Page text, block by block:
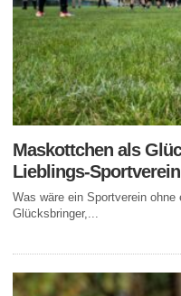
Maskottchen als
Lieblings-Sportverein
Was wäre ein Sportverein
Glücksbringer,...